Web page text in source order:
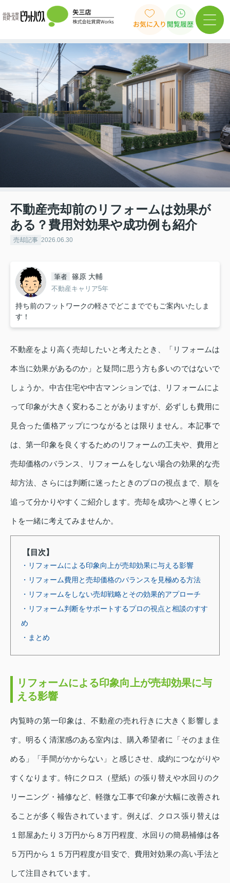
お気に入り 閲覧履歴
不動産売却前のリフォームは効果が
ある？費用対効果や成功例も紹介
売却記事 2026.06.30
筆者 篠原 大輔
不動産キャリア5年
持ち前のフットワークの軽さでどこまででもご案内いたしま
す！
不動産をより高く売却したいと考えたとき、「リフォームは
本当に効果があるのか」と疑問に思う方も多いのではないで
しょうか。中古住宅や中古マンションでは、リフォームによ
って印象が大きく変わることがありますが、必ずしも費用に
見合った価格アップにつながるとは限りません。本記事で
は、第一印象を良くするためのリフォームの工夫や、費用と
売却価格のバランス、リフォームをしない場合の効果的な売
却方法、さらには判断に迷ったときのプロの視点まで、順を
追って分かりやすくご紹介します。売却を成功へと導くヒン
トを一緒に考えてみませんか。
【目次】
・リフォームによる印象向上が売却効果に与える影響
・リフォーム費用と売却価格のバランスを見極める方法
・リフォームをしない売却戦略とその効果的アプローチ
・リフォーム判断をサポートするプロの視点と相談のすす
め
・まとめ
リフォームによる印象向上が売却効果に与
える影響
内覧時の第一印象は、不動産の売れ行きに大きく影響しま
す。明るく清潔感のある室内は、購入希望者に「そのまま住
める」「手間がかからない」と感じさせ、成約につながりや
すくなります。特にクロス（壁紙）の張り替えや水回りのク
リーニング・補修など、軽微な工事で印象が大幅に改善され
ることが多く報告されています。例えば、クロス張り替えは
１部屋あたり３万円から８万円程度、水回りの簡易補修は各
５万円から１５万円程度が目安で、費用対効果の高い手法と
して注目されています。